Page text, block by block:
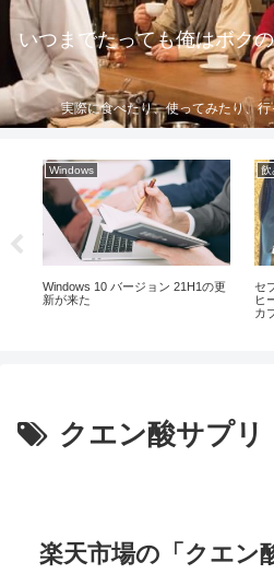
いつまでたっても俺はボク
実際に食べたり、使ってみたり、
Windows
Windows 10 バージョン 21H1の更
新が来た
飲
セ
ヒ
カ
クエン酸サプリ
楽天市場の「クエン